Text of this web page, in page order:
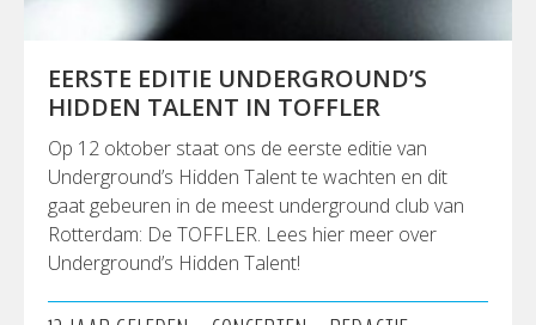
EERSTE EDITIE UNDERGROUND’S
HIDDEN TALENT IN TOFFLER
Op 12 oktober staat ons de eerste editie van
Underground’s Hidden Talent te wachten en dit
gaat gebeuren in de meest underground club van
Rotterdam: De TOFFLER. Lees hier meer over
Underground’s Hidden Talent!